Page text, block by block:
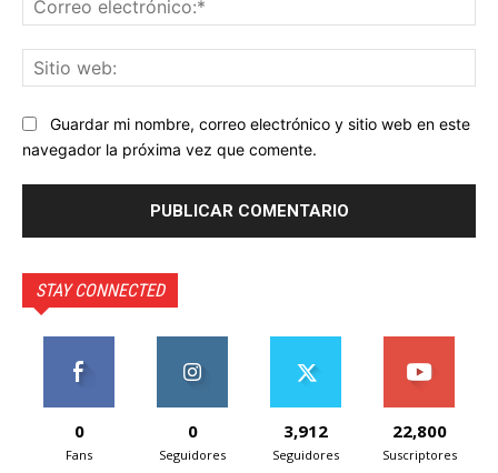
Guardar mi nombre, correo electrónico y sitio web en este
navegador la próxima vez que comente.
STAY CONNECTED
0
Fans
0
Seguidores
3,912
Seguidores
22,800
Suscriptores